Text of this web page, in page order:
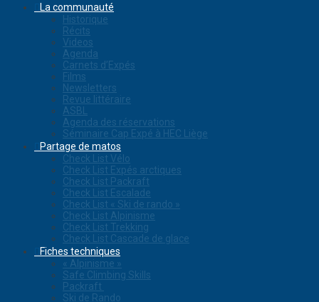
La communauté
Historique
Récits
Videos
Agenda
Carnets d’Expés
Films
Newsletters
Revue littéraire
ASBL
Agenda des réservations
Séminaire Cap Expé à HEC Liège
Partage de matos
Check List Vélo
Check List Expés arctiques
Check List Packraft
Check List Escalade
Check List « Ski de rando »
Check List Alpinisme
Check List Trekking
Check List Cascade de glace
Fiches techniques
« Alpinisme »
Safe Climbing Skills
Packraft
Ski de Rando